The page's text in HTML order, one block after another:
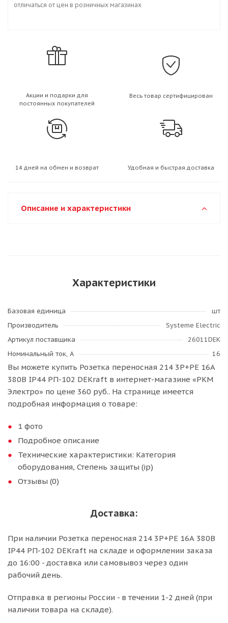
отличаться от цен в розничных магазинах
Акции и подарки для
постоянных покупателей
Весь товар сертифицирован
14 дней на обмен и возврат Удобная и быстрая доставка
Описание и характеристики
Характеристики
Базовая единица
шт
Производитель
Systeme Electric
Артикул поставщика
26011DEK
Номинальный ток, А
16
Вы можете купить Розетка переносная 214 3Р+РЕ 16А
380В IP44 РП-102 DEKraft в интернет-магазине «РКМ
Электро» по цене 360 руб.. На странице имеется
подробная информация о товаре:
1 фото
Подробное описание
Технические характеристики: Категория
оборудования, Степень защиты (ip)
Отзывы (0)
Доставка:
При наличии Розетка переносная 214 3Р+РЕ 16А 380В
IP44 РП-102 DEKraft на складе и оформлении заказа
до 16:00 - доставка или самовывоз через один
рабочий день.
Отправка в регионы России - в течении 1-2 дней (при
наличии товара на складе).